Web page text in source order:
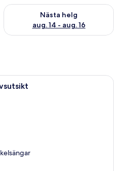
här helgen aug. 7 - aug. 9
Nästa helg
aug. 14 - aug. 16
Kontrollera tillgängligheten
Ett hotellrum med en säng, ett